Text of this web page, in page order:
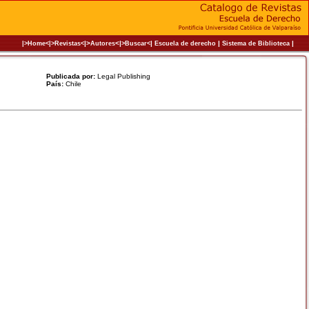
|>Home<|>Revistas<|>Autores<|>Buscar<|Escuela de derecho|Sistema de Biblioteca|
Publicada por: Legal Publishing
País: Chile